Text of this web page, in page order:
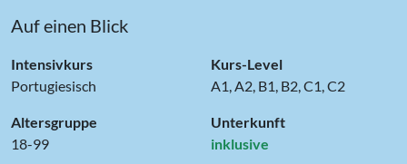
Auf einen Blick
Intensivkurs
Portugiesisch
Altersgruppe
18-99
Kurs-Level
A1, A2, B1, B2, C1, C2
Unterkunft
inklusive